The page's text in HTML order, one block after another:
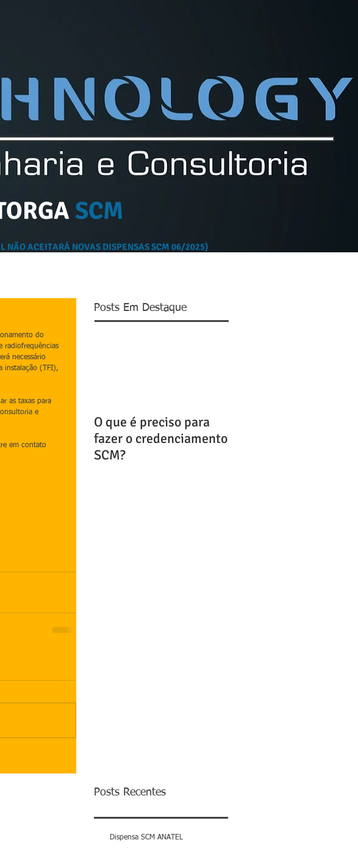
SCM
NÃO ACEITARÁ NOVAS DISPENSAS SCM 06/2025)
do
radiofrequências
necessário
instalação (TFI),
as taxas para
e
em contato
Posts Em Destaque
O que é preciso para
fazer o credenciamento
SCM?
Posts Recentes
Dispensa SCM ANATEL